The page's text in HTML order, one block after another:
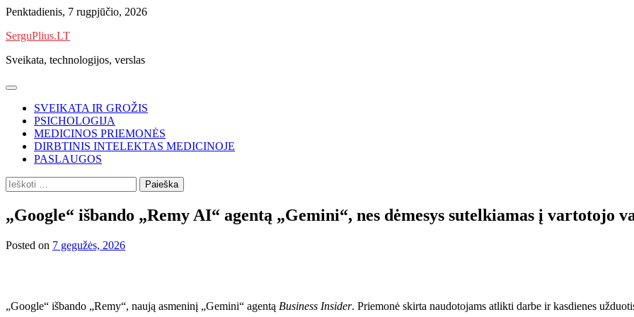
Skip
content
Penktadienis, 7 rugpjūčio, 2026
SerguPlius.LT
Sveikata, technologijos, verslas
SVEIKATA IR GROŽIS
PSICHOLOGIJA
MEDICINOS PRIEMONĖS
DIRBTINIS INTELEKTAS MEDICINOJE
PASLAUGOS
Ieškoti:
„Google“ išbando „Remy AI“ agentą „Gemini“, nes dėmesys sutelkiamas į vartotojo
Posted on 7 gegužės, 2026
„Google“ išbando „Remy“, naują asmeninį „Gemini“ agentą Business Insider. Priemonė skirta naudotojams atlikti darbe ir kasdienes